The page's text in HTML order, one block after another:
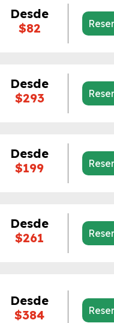
Desde
$82
Desde
$293
Desde
$199
Desde
$261
Desde
$384